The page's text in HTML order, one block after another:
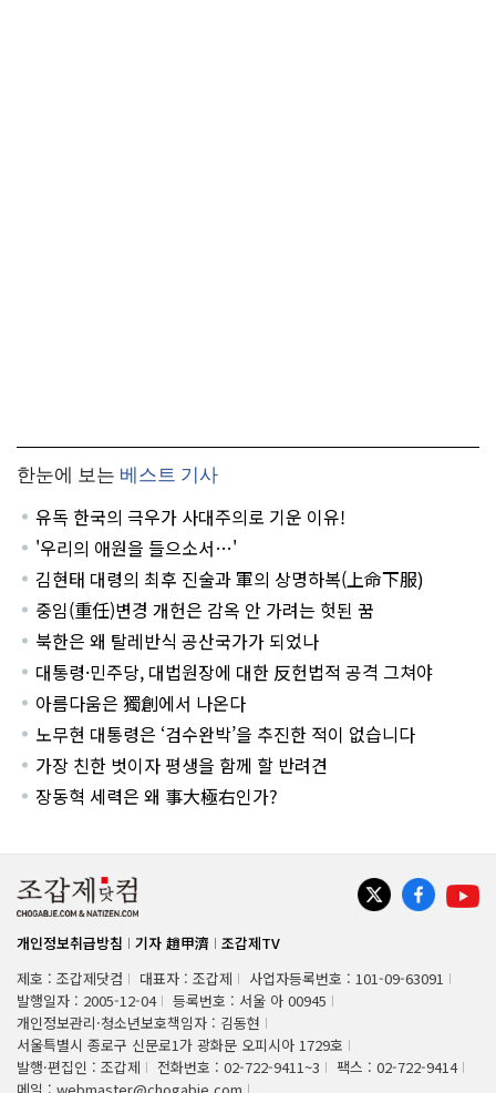
한눈에 보는 베스트 기사
유독 한국의 극우가 사대주의로 기운 이유!
'우리의 애원을 들으소서…'
김현태 대령의 최후 진술과 軍의 상명하복(上命下服)
중임(重任)변경 개헌은 감옥 안 가려는 헛된 꿈
북한은 왜 탈레반식 공산국가가 되었나
대통령·민주당, 대법원장에 대한 反헌법적 공격 그쳐야
아름다움은 獨創에서 나온다
노무현 대통령은 ‘검수완박’을 추진한 적이 없습니다
가장 친한 벗이자 평생을 함께 할 반려견
장동혁 세력은 왜 事大極右인가?
개인정보취급방침 기자 趙甲濟
조갑제TV
제호 : 조갑제닷컴
대표자 : 조갑제
사업자등록번호 : 101-09-63091
발행일자 : 2005-12-04
등록번호 : 서울 아 00945
개인정보관리·청소년보호책임자 : 김동현
서울특별시 종로구 신문로1가 광화문 오피시아 1729호
발행·편집인 : 조갑제
전화번호 : 02-722-9411~3
팩스 : 02-722-9414